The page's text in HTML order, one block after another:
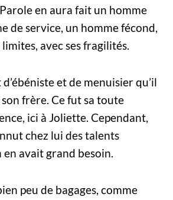
en aura fait un homme
de service, un homme fécond,
avec ses fragilités.
et de menuisier qu’il
frère. Ce fut sa toute
ici à Joliette. Cependant,
chez lui des talents
en avait grand besoin.
peu de bagages, comme